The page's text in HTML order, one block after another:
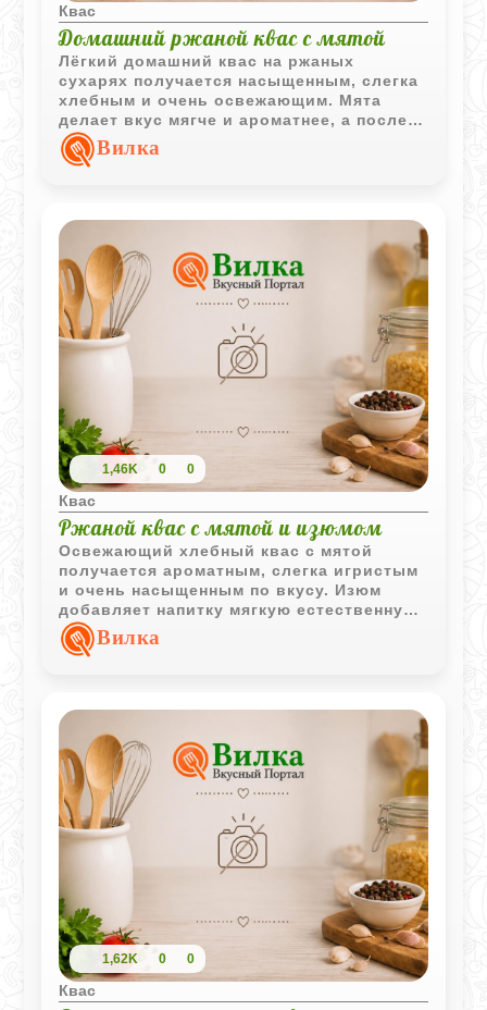
Квас
Домашний ржаной квас с мятой
Лёгкий домашний квас на ржаных
сухарях получается насыщенным, слегка
хлебным и очень освежающим. Мята
делает вкус мягче и ароматнее, а после
охлаждения напиток становится
особенно приятным в жаркую погоду.
Вилка
1,46K 0 0
Квас
Ржаной квас с мятой и изюмом
Освежающий хлебный квас с мятой
получается ароматным, слегка игристым
и очень насыщенным по вкусу. Изюм
добавляет напитку мягкую естественную
газацию, а мята делает его особенно
приятным в охлажденном виде.
Вилка
1,62K 0 0
Квас